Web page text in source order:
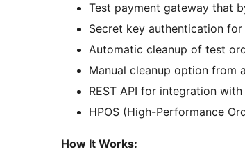
Test payment gateway that
Secret key authentication
Automatic cleanup of test
Manual cleanup option from
REST API for integration
HPOS (High-Performance
How It Works: